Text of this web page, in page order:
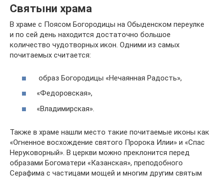
Святыни храма
В храме с Поясом Богородицы на Обыденском переулке
и по сей день находится достаточно большое
количество чудотворных икон. Одними из самых
почитаемых считается:
образ Богородицы «Нечаянная Радость»,
«Федоровская»,
«Владимирская».
Также в храме нашли место такие почитаемые иконы как
«Огненное восхождение святого Пророка Илии» и «Спас
Неруковорный». В церкви можно преклонится перед
образами Богоматери «Казанская», преподобного
Серафима с частицами мощей и многим другим святым